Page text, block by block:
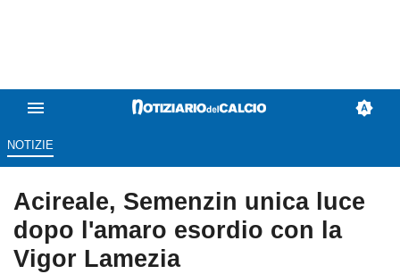
NOTIZIE
Acireale, Semenzin unica luce
dopo l'amaro esordio con la
Vigor Lamezia